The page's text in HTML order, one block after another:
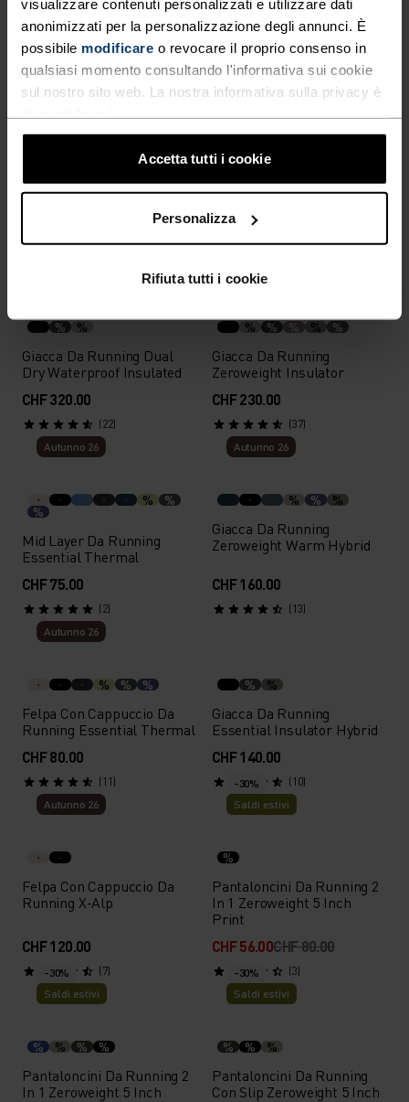
visualizzare contenuti personalizzati e utilizzare dati
anonimizzati per la personalizzazione degli annunci. È
possibile modificare o revocare il proprio consenso in
qualsiasi momento consultando l'informativa sui cookie
sul nostro sito web. La nostra informativa sulla privacy è
Accetta tutti i cookie
Personalizza
Rifiuta tutti i cookie
Canotta Da Running
Essential
CHF 21.00CHF 30.00
(14)
Mid Layer Da Running
Essential Thermal Half-Zip
CHF 80.00
(13)
Gilet Da Running
Zeroweight Warm
Warm
% %
Mid Layer Da Running
Zeroweight Warm Half-Zip
CHF 120.00
% %
Giacca Da Running Dual
Dry Waterproof Insulated
CHF 320.00
(22)
% % % % %
Giacca Da Running
Zeroweight Insulator
CHF 230.00
(37)
Autunno 26
% %
%
Mid Layer Da Running
Essential Thermal
CHF 75.00
(2)
Autunno 26
% % %
Giacca Da Running
Zeroweight Warm Hybrid
CHF 160.00
(13)
Autunno 26
% % %
Felpa Con Cappuccio Da
Running Essential Thermal
CHF 80.00
(11)
% %
Giacca Da Running
Essential Insulator Hybrid
CHF 140.00
(10)
Autunno 26
Felpa Con Cappuccio Da
Running X-Alp
CHF 120.00
(7)
-30%
Saldi estivi
%
Pantaloncini Da Running 2
In 1 Zeroweight 5 Inch
Print
CHF 56.00CHF 80.00
(3)
-30%
Saldi estivi
% % % %
Pantaloncini Da Running 2
In 1 Zeroweight 5 Inch
-30%
Saldi estivi
% % %
Pantaloncini Da Running
Con Slip Zeroweight 5 Inch